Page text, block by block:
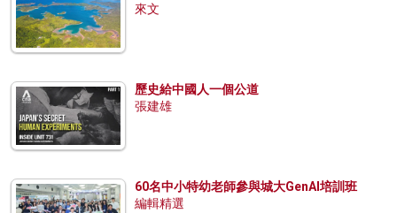
來文
歷史給中國人一個公道
張建雄
60名中小特幼老師參與城大GenAI培訓班
編輯精選